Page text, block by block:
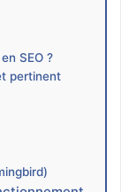
SEO ?
pertinent